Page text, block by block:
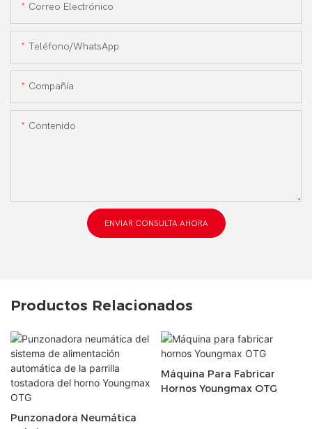
Correo Electrónico
Teléfono/WhatsApp
Compañía
Contenido
ENVIAR CONSULTA AHORA
Productos Relacionados
Punzonadora Neumática
Máquina Para Fabricar
Hornos Youngmax OTG